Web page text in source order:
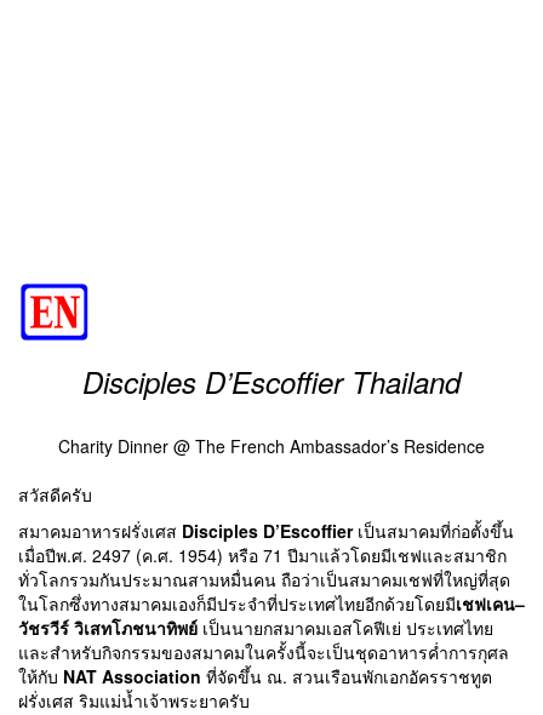
Disciples D’Escoffier Thailand
Charity Dinner @ The French Ambassador’s Residence
สวัสดีครับ
สมาคมอาหารฝรั่งเศส Disciples D’Escoffierเป็นสมาคมที่ก่อตั้งขึ้น
เมื่อปีพ.ศ. 2497 (ค.ศ. 1954) หรือ 71 ปีมาแล้วโดยมีเชฟและสมาชิก
ทั่วโลกรวมกันประมาณสามหมื่นคน ถือว่าเป็นสมาคมเชฟที่ใหญ่ที่สุด
ในโลกซึ่งทางสมาคมเองก็มีประจำที่ประเทศไทยอีกด้วยโดยมีเชฟเคน–
วัชรวีร์ วิเสทโภชนาทิพย์ เป็นนายกสมาคมเอสโคฟีเย่ ประเทศไทย
และสำหรับกิจกรรมของสมาคมในครั้งนี้จะเป็นชุดอาหารค่ำการกุศล
ให้กับ NAT Association ที่จัดขึ้น ณ. สวนเรือนพักเอกอัครราชทูต
ฝรั่งเศส ริมแม่น้ำเจ้าพระยาครับ